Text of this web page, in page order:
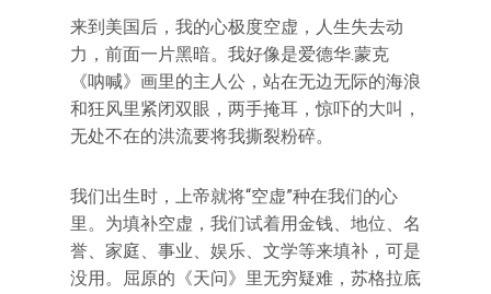
来到美国后，我的心极度空虚，人生失去动
力，前面一片黑暗。我好像是爱德华.蒙克
《呐喊》画里的主人公，站在无边无际的海浪
和狂风里紧闭双眼，两手掩耳，惊吓的大叫，
无处不在的洪流要将我撕裂粉碎。
我们出生时，上帝就将“空虚”种在我们的心
里。为填补空虚，我们试着用金钱、地位、名
誉、家庭、事业、娱乐、文学等来填补，可是
没用。屈原的《天问》里无穷疑难，苏格拉底